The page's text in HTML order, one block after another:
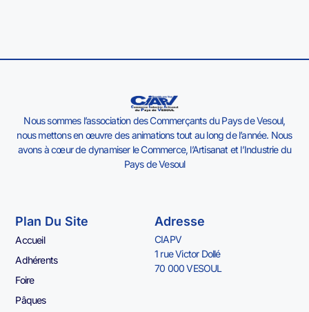
Nous sommes l’association des Commerçants du Pays de Vesoul,
nous mettons en œuvre des animations tout au long de l’année. Nous
avons à cœur de dynamiser le Commerce, l’Artisanat et l’Industrie du
Pays de Vesoul
Plan Du Site
Accueil
Adhérents
Foire
Pâques
Adresse
CIAPV
1 rue Victor Dollé
70 000 VESOUL